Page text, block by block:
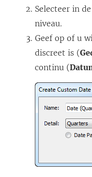
Selecteer in
niveau.
Geef op of u
discreet is (
continu (